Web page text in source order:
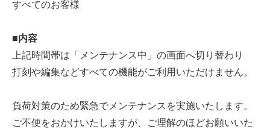
すべてのお客様
■内容
上記時間帯は「メンテナンス中」の画面へ切り替わり
打刻や編集などすべての機能がご利用いただけません。
負荷対策のため緊急でメンテナンスを実施いたします。
ご不便をおかけいたしますが、ご理解のほどお願いいた